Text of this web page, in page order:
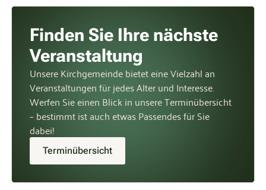
Finden Sie Ihre nächste
Veranstaltung
Unsere Kirchgemeinde bietet eine Vielzahl an
Veranstaltungen für jedes Alter und Interesse.
Werfen Sie einen Blick in unsere Terminübersicht
– bestimmt ist auch etwas Passendes für Sie
dabei!
Terminübersicht